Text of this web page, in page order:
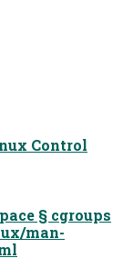
Control
§ cgroups
man-